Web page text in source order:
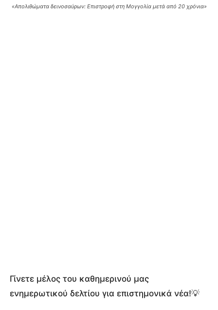
«Απολιθώματα δεινοσαύρων: Επιστροφή στη Μογγολία μετά από 20 χρόνια»
Γίνετε μέλος του καθημερινού μας
ενημερωτικού δελτίου για επιστημονικά νέα!💡